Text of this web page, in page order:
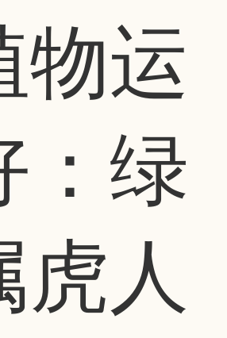
物运
：绿
虎人